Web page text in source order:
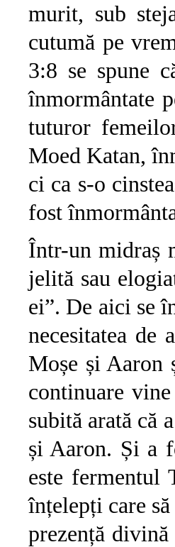
murit, sub
cutumă pe
3:8 se spune
înmormântate
tuturor
Moed Katan,
ci ca s-o
fost
Într-un midraș
jelită sau
ei”. De aici se
necesitatea de
Moșe și Aaron
continuare
subită arată că
și Aaron. Și a
este fermentul
înțelepți care
prezență